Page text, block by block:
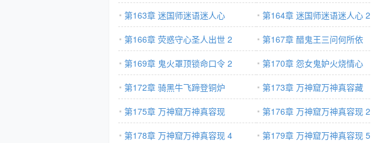
第163章 迷国师迷语迷人心
第164章 迷国师迷语迷人心 2
第166章 荧惑守心圣人出世 2
第167章 醋鬼王三问何所依
第169章 鬼火罩顶锁命口令 2
第170章 怨女鬼妒火烧情心
第172章 骑黑牛飞蹄登铜炉
第173章 万神窟万神真容藏
第175章 万神窟万神真容现
第176章 万神窟万神真容现 2
第178章 万神窟万神真容现 4
第179章 万神窟万神真容现 5